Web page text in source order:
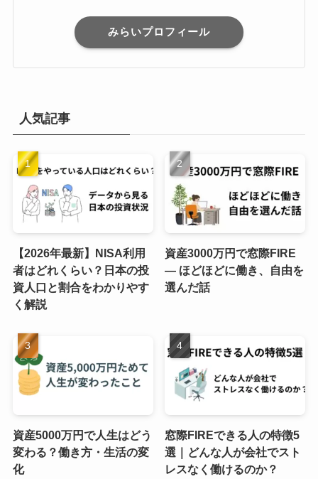
みらいプロフィール
人気記事
【2026年最新】NISA利用
者はどれくらい？日本の投
資人口と割合をわかりやす
く解説
資産3000万円で窓際FIRE
― ほどほどに働き、自由を
選んだ話
資産5000万円で人生はどう
変わる？働き方・生活の変
化
窓際FIREできる人の特徴5
選｜どんな人が会社でスト
レスなく働けるのか？